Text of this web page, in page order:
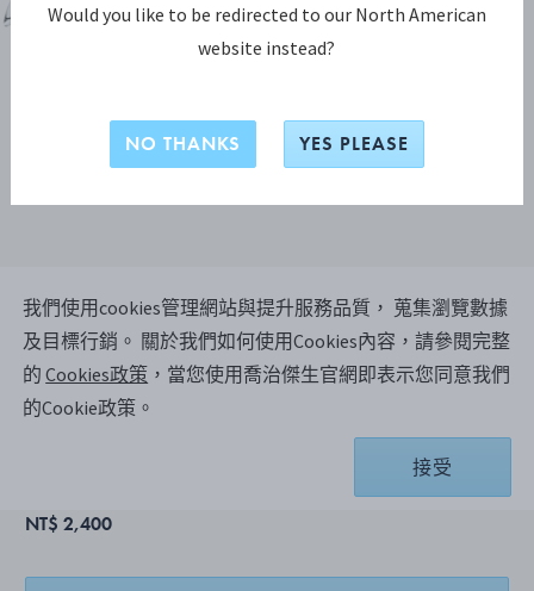
COBRA 餐燭架二件組
NT$ 2,400
我們使用cookies管理網站與提升服務品質， 蒐集瀏覽數據
及目標行銷。 關於我們如何使用Cookies內容，請參閱完整
的Cookies政策 ，當您使用喬治傑生官網即表示您同意我們
的Cookie政策。
接受
Would you like to be redirected to our North American
website instead?
NO THANKS YES PLEASE